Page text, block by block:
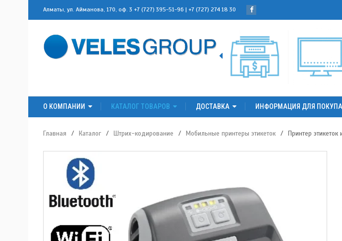
Алматы, ул. Айманова, 170, оф. 3 +7 (727) 395-51-96 | +7 (727) 274 18 30
О КОМПАНИИ КАТАЛОГ ТОВАРОВ ДОСТАВКА ИНФОРМАЦИЯ ДЛЯ
Главная / Каталог / Штрих-кодирование / Мобильные принтеры этикеток / Принтер